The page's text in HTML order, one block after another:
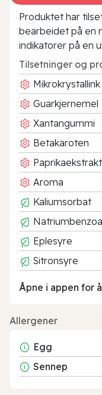
Produktet har
bearbeidet på en
indikatorer på en
Tilsetninger og
Guarkjernemel
Xantangummi
Betakaroten
Paprikaekstrakt
Aroma
Kaliumsorbat
Eplesyre
Sitronsyre
Åpne i appen for
Allergener
Egg
Sennep